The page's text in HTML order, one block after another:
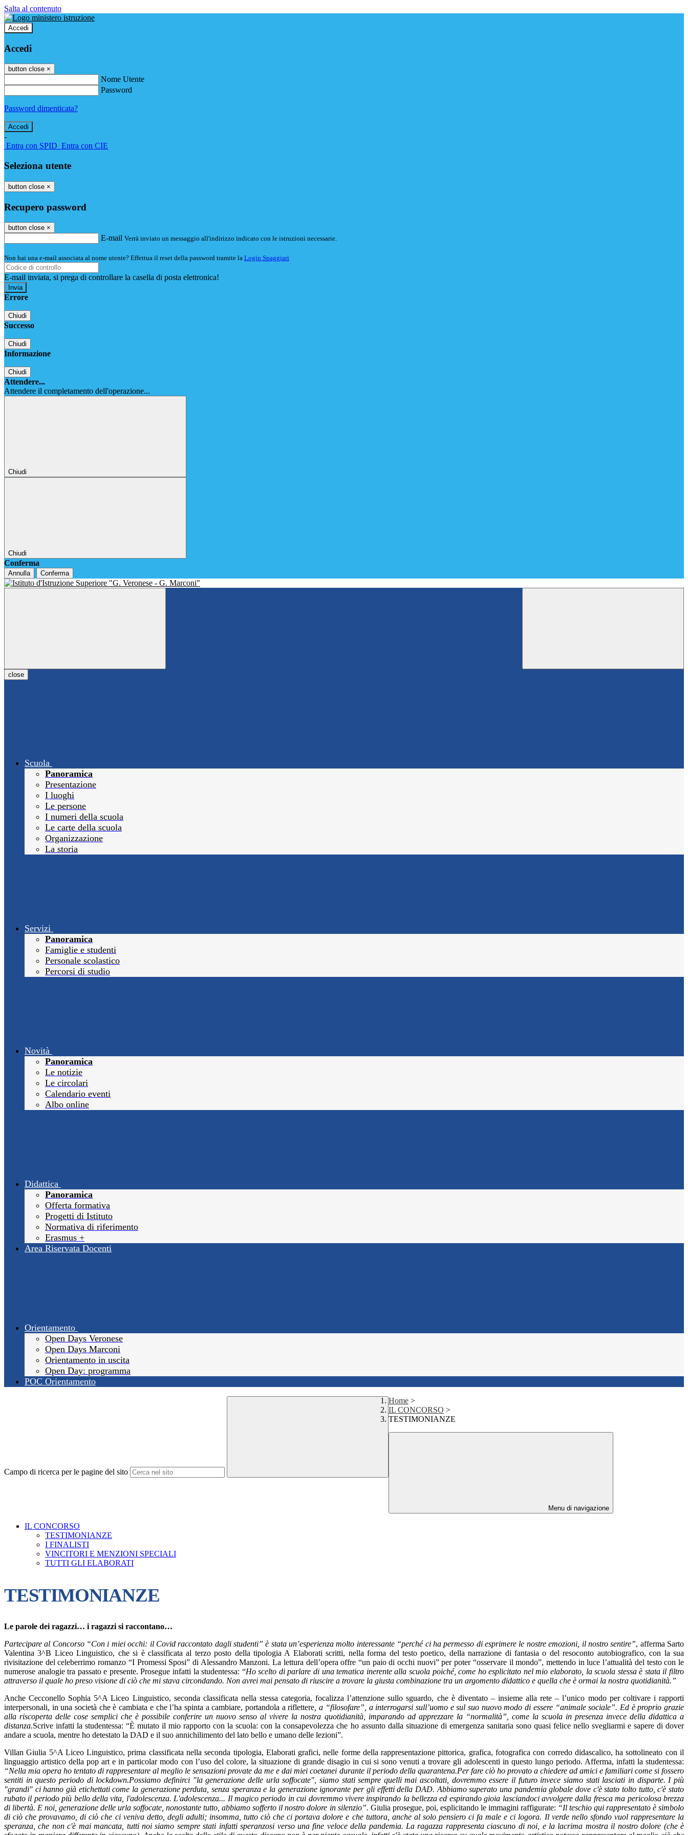
Salta al contenuto
Accedi
Accedi
button close ×
Nome Utente
Password
Password dimenticata?
-
Entra con SPID Entra con CIE
Seleziona utente
button close ×
Recupero password
button close ×
E-mail Verrà inviato un messaggio all'indirizzo indicato con le istruzioni necessarie.
Non hai una e-mail associata al nome utente? Effettua il reset della password tramite la Login Spaggiari
E-mail inviata, si prega di controllare la casella di posta elettronica!
Errore
Chiudi
Successo
Chiudi
Informazione
Chiudi
Attendere...
Attendere il completamento dell'operazione...
Chiudi
Chiudi
Conferma
Annulla Conferma
close
Scuola
Panoramica
Presentazione
I luoghi
Le persone
I numeri della scuola
Le carte della scuola
Organizzazione
La storia
Servizi
Panoramica
Famiglie e studenti
Personale scolastico
Percorsi di studio
Novità
Panoramica
Le notizie
Le circolari
Calendario eventi
Albo online
Didattica
Panoramica
Offerta formativa
Progetti di Istituto
Normativa di riferimento
Erasmus +
Area Riservata Docenti
Orientamento
Open Days Veronese
Open Days Marconi
Orientamento in uscita
Open Day: programma
POC Orientamento
Campo di ricerca per le pagine del sito
Home >
IL CONCORSO >
TESTIMONIANZE
Menu di navigazione
IL CONCORSO
TESTIMONIANZE
I FINALISTI
VINCITORI E MENZIONI SPECIALI
TUTTI GLI ELABORATI
TESTIMONIANZE
Le parole dei ragazzi… i ragazzi si raccontano…
Partecipare al Concorso “Con i miei occhi: il Covid raccontato dagli studenti” è stata un’esperienza molto interessante “perché ci ha permesso di esprimere le nostre emozioni, il nostro sentire”, afferma Sarto
Valentina 3^B Liceo Linguistico, che si è classificata al terzo posto della tipologia A Elaborati scritti, nella forma del testo poetico, della narrazione di fantasia o del resoconto autobiografico, con la sua
rivisitazione del celeberrimo romanzo “I Promessi Sposi” di Alessandro Manzoni. La lettura dell’opera offre “un paio di occhi nuovi” per poter “osservare il mondo”, mettendo in luce l’attualità del testo con le
numerose analogie tra passato e presente. Prosegue infatti la studentessa: “Ho scelto di parlare di una tematica inerente alla scuola poiché, come ho esplicitato nel mio elaborato, la scuola stessa è stata il filtro
attraverso il quale ho preso visione di ciò che mi stava circondando. Non avrei mai pensato di riuscire a trovare la giusta combinazione tra un argomento didattico e quella che è ormai la nostra quotidianità.”
Anche Cecconello Sophia 5^A Liceo Linguistico, seconda classificata nella stessa categoria, focalizza l’attenzione sullo sguardo, che è diventato – insieme alla rete – l’unico modo per coltivare i rapporti
interpersonali, in una società che è cambiata e che l’ha spinta a cambiare, portandola a riflettere ,a “filosofare”, a interrogarsi sull’uomo e sul suo nuovo modo di essere “animale sociale”. Ed è proprio grazie
alla riscoperta delle cose semplici che è possibile conferire un nuovo senso al vivere la nostra quotidianità, imparando ad apprezzare la “normalità”, come la scuola in presenza invece della didattica a
distanza.Scrive infatti la studentessa: “È mutato il mio rapporto con la scuola: con la consapevolezza che ho assunto dalla situazione di emergenza sanitaria sono quasi felice nello svegliarmi e sapere di dover
andare a scuola, mentre ho detestato la DAD e il suo annichilimento del lato bello e umano delle lezioni”.
Villan Giulia 5^A Liceo Linguistico, prima classificata nella seconda tipologia, Elaborati grafici, nelle forme della rappresentazione pittorica, grafica, fotografica con corredo didascalico, ha sottolineato con il
linguaggio artistico della pop art e in particolar modo con l’uso del colore, la situazione di grande disagio in cui si sono venuti a trovare gli adolescenti in questo lungo periodo. Afferma, infatti la studentessa:
“Nella mia opera ho tentato di rappresentare al meglio le sensazioni provate da me e dai miei coetanei durante il periodo della quarantena.Per fare ciò ho provato a chiedere ad amici e familiari come si fossero
sentiti in questo periodo di lockdown.Possiamo definirci "la generazione delle urla soffocate", siamo stati sempre quelli mai ascoltati, dovremmo essere il futuro invece siamo stati lasciati in disparte. I più
"grandi" ci hanno già etichettati come la generazione perduta, senza speranza e la generazione ignorante per gli effetti della DAD. Abbiamo superato una pandemia globale dove c'è stato tolto tutto, c'è stato
rubato il periodo più bello della vita, l'adolescenza. L'adolescenza... Il magico periodo in cui dovremmo vivere inspirando la bellezza ed espirando gioia lasciandoci avvolgere dalla fresca ma pericolosa brezza
di libertà. E noi, generazione delle urla soffocate, nonostante tutto, abbiamo sofferto il nostro dolore in silenzio”. Giulia prosegue, poi, esplicitando le immagini raffigurate: “Il teschio qui rappresentato è simbolo
di ciò che provavamo, di ciò che ci veniva detto, degli adulti; insomma, tutto ciò che ci portava dolore e che tuttora, anche al solo pensiero ci fa male e ci logora. Il verde nello sfondo vuol rappresentare la
speranza, che non c'è mai mancata, tutti noi siamo sempre stati infatti speranzosi verso una fine veloce della pandemia. La ragazza rappresenta ciascuno di noi, e la lacrima mostra il nostro dolore (che è